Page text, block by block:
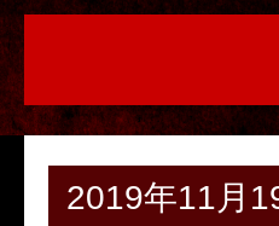
2019年11月